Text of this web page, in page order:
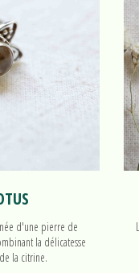
d'une pierre de
la délicatesse
la citrine.